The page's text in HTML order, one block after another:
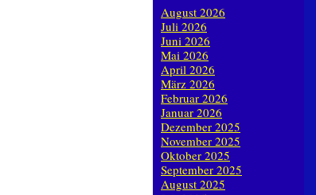
August 2026
Juli 2026
Juni 2026
Mai 2026
April 2026
März 2026
Februar 2026
Januar 2026
Dezember 2025
November 2025
Oktober 2025
September 2025
August 2025